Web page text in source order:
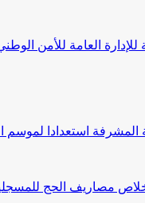
العامة للأمن الوطني
المشرفة استعدادا لموسم
مصاريف الحج